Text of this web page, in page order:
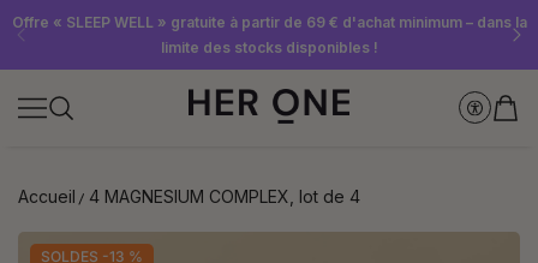
Offre « SLEEP WELL » gratuite à partir de 69 € d'achat minimum – dans la
limite des stocks disponibles !
Abonnez-vous dès maintenant à la newsletter et recevez un bon d'achat
de 10 €
Économisez jusqu'à 30 % grâce à nos Subscriptions
Accueil 4 MAGNESIUM COMPLEX, lot de 4
SOLDES -13 %